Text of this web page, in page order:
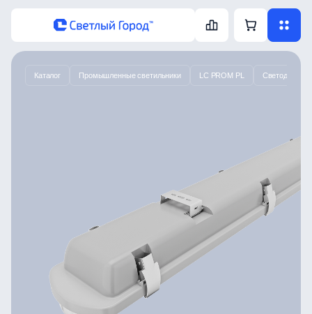
Каталог Промышленные светильники LC PROM PL